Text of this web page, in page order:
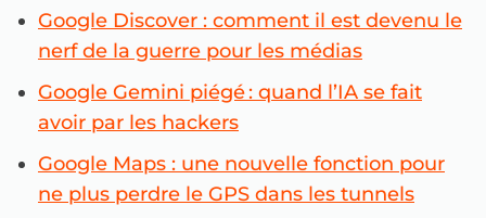
Google Discover : comment il est devenu le
nerf de la guerre pour les médias
Google Gemini piégé : quand l’IA se fait
avoir par les hackers
Google Maps : une nouvelle fonction pour
ne plus perdre le GPS dans les tunnels